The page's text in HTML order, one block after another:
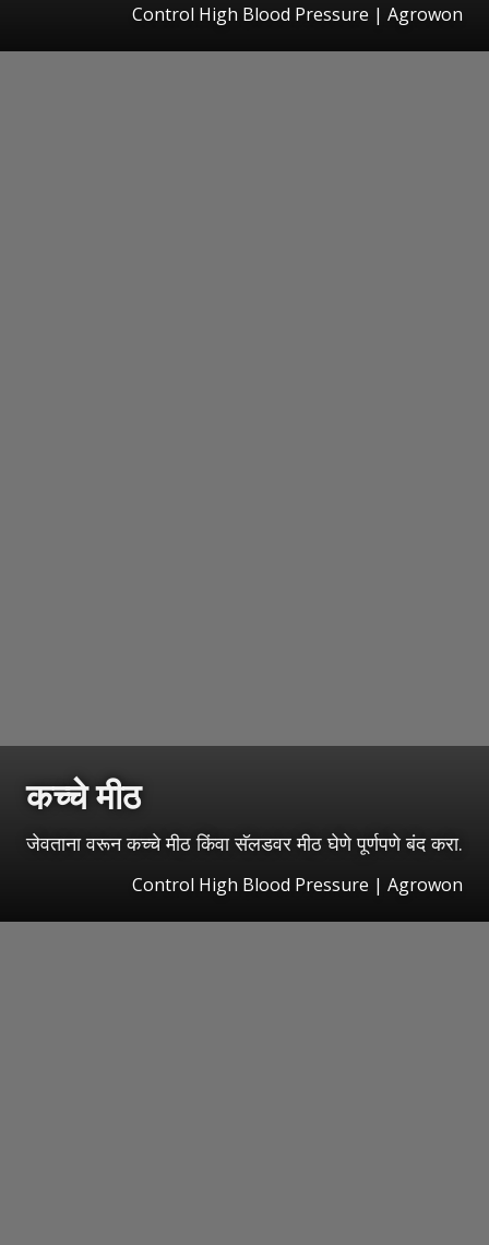
Control High Blood Pressure | Agrowon
कच्चे मीठ
जेवताना वरून कच्चे मीठ किंवा सॅलडवर मीठ घेणे पूर्णपणे बंद करा.
Control High Blood Pressure | Agrowon